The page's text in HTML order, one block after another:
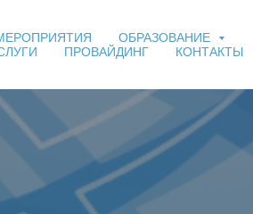
ОБРАЗОВАНИЕ
ПРОВАЙДИНГ КОНТАКТЫ